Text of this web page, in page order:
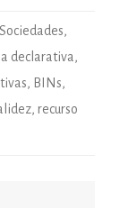
,
declarativa ,
, BINs,
, recurso